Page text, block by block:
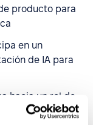
producto para
en un
de IA para
hacia un rol de
formal inicial